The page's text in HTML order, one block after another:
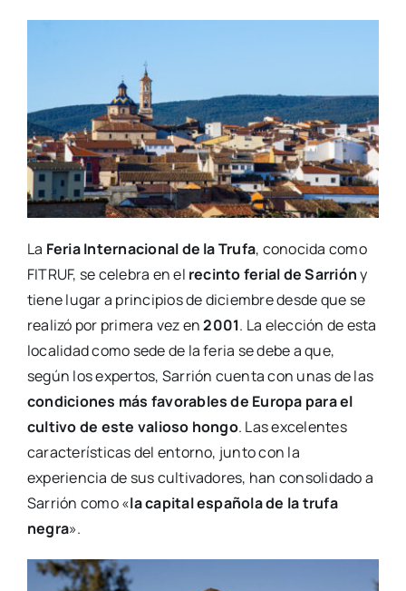
La Feria Internacional de la Trufa, conocida como
FITRUF, se celebra en el recinto ferial de Sarrióny
tiene lugar a principios de diciembre desde que se
realizó por primera vez en2001. La elección de esta
localidad como sede de la feria se debe a que,
según los expertos, Sarrión cuenta con unas de las
condiciones más favorables de Europa para el
cultivo de este valioso hongo. Las excelentes
características del entorno, junto con la
experiencia de sus cultivadores, han consolidado a
Sarrión como «la capital española de la trufa
negra».